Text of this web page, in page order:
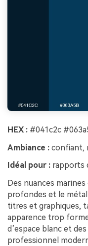
HEX : #041c2c
Ambiance : confiant,
Idéal pour : rapports
Des nuances
profondes et le
titres et graphiques,
apparence trop
d’espace blanc et
professionnel